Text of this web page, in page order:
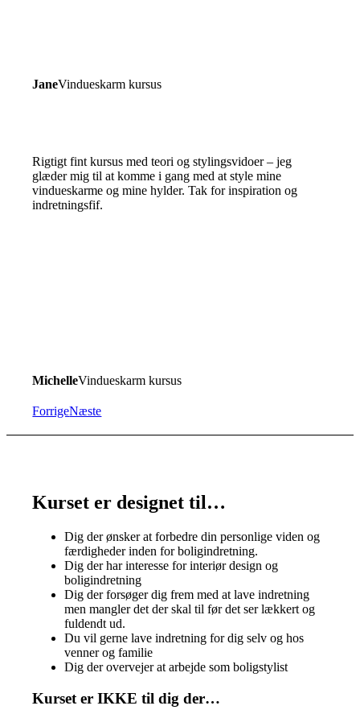
JaneVindueskarm kursus
Rigtigt fint kursus med teori og stylingsvidoer – jeg
glæder mig til at komme i gang med at style mine
vindueskarme og mine hylder. Tak for inspiration og
indretningsfif.
MichelleVindueskarm kursus
ForrigeNæste
Kurset er designet til…
Dig der ønsker at forbedre din personlige viden og
færdigheder inden for boligindretning.
Dig der har interesse for interiør design og
boligindretning
Dig der forsøger dig frem med at lave indretning
men mangler det der skal til før det ser lækkert og
fuldendt ud.
Du vil gerne lave indretning for dig selv og hos
venner og familie
Dig der overvejer at arbejde som boligstylist
Kurset er IKKE til dig der…